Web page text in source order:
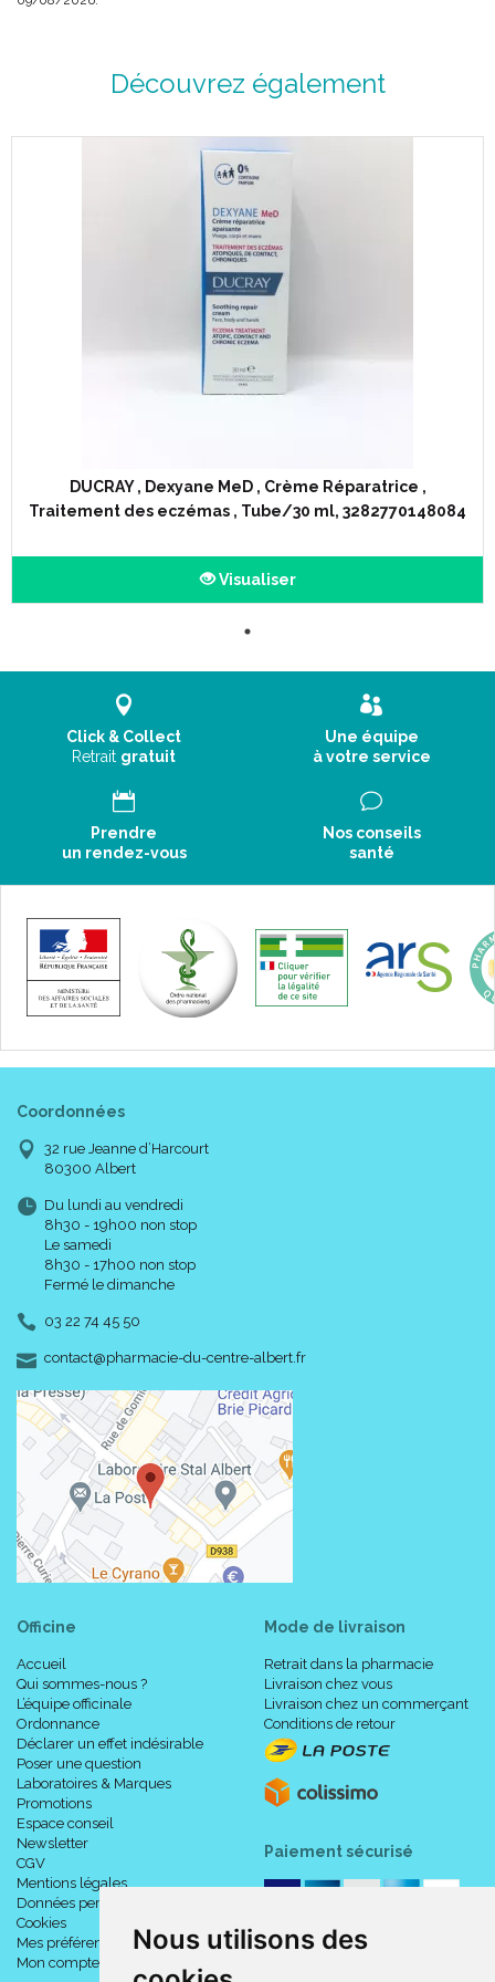
Nous utilisons des
Découvrez également
DUCRAY , Dexyane MeD , Crème Réparatrice ,
Traitement des eczémas , Tube/30 ml, 3282770148084
Visualiser
Click & Collect
Retrait gratuit
Une équipe
à votre service
Prendre
un rendez-vous
Nos conseils
santé
Coordonnées
32 rue Jeanne d’Harcourt
80300 Albert
Du lundi au vendredi
8h30 - 19h00 non stop
Le samedi
8h30 - 17h00 non stop
Fermé le dimanche
03 22 74 45 50
contact-
@-
pharmacie-du-centre-albert.fr
Officine
Accueil
Qui sommes-nous ?
L’équipe officinale
Ordonnance
Déclarer un effet indésirable
Poser une question
Laboratoires & Marques
Promotions
Espace conseil
Newsletter
CGV
Mentions légales
Données personnelles
Cookies
Mes préférences Cookies
Mon compte
Mode de livraison
Retrait dans la pharmacie
Livraison chez vous
Livraison chez un commerçant
Conditions de retour
Paiement sécurisé